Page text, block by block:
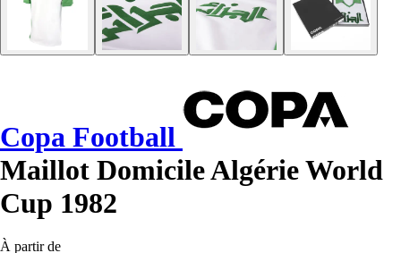
Copa Football
Maillot Domicile Algérie World
Cup 1982
À partir de